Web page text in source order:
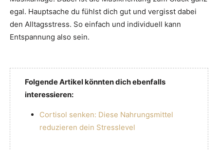
egal. Hauptsache du fühlst dich gut und vergisst dabei
den Alltagsstress. So einfach und individuell kann
Entspannung also sein.
Folgende Artikel könnten dich ebenfalls
interessieren:
Cortisol senken: Diese Nahrungsmittel
reduzieren dein Stresslevel